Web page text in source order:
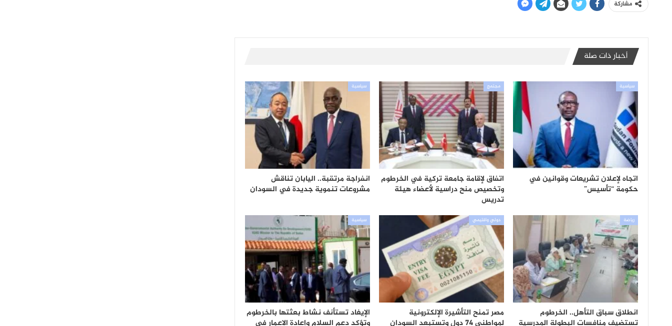
مشاركة
أخبار ذات صلة
سياسية
اتجاه لإعلان تشريعات وقوانين في
حكومة “تأسيس”
مجتمع
اتفاق لإقامة جامعة تركية في الخرطوم
وتخصيص منح دراسية لأعضاء هيئة
تدريس
سياسية
انفراجة مرتقبة.. اليابان تناقش
مشروعات تنموية جديدة في السودان
رياضة
انطلاق سباق التأهل.. الخرطوم
تستضيف منافسات البطولة المدرسية
دولي واقليمي
مصر تمنح التأشيرة الإلكترونية
لمواطني 74 دول وتستبعد السودان
سياسية
الإيغاد تستأنف نشاط بعثتها بالخرطوم
وتؤكد دعم السلام وإعادة الإعمار في